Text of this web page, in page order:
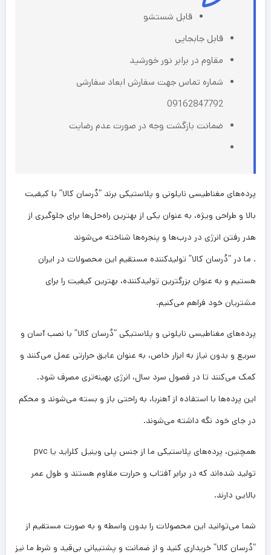
قابل شستشو
قابل جابجایی
مقاوم در برابر نور خورشید
شماره تماس جهت سفارش ابعاد سفارشی
09162847792
ضمانت بازگشت وجه در صورت عدم رضایت
پرده‌های مغناطیسی نایلونی و پلاستیکی برند “دُرسان کالا” با کیفیت
بالا و طراحی ویژه، به عنوان یکی از بهترین راه‌حل‌ها برای جلوگیری از
هدر رفتن انرژی در درب‌ها و پنجره‌ها شناخته می‌شوند
. ما در “دُرسان کالا” تولیدکننده مستقیم این محصولات در ایران
هستیم و به عنوان بزرگترین تولیدکننده، بهترین کیفیت را برای
مشتریان خود فراهم می‌کنیم.
پرده‌های مغناطیسی نایلونی و پلاستیکی “دُرسان کالا” با نصب آسان و
سریع و بدون نیاز به ابزار خاص، به عنوان عایق حرارتی عمل می‌کنند و
کمک می‌کنند تا در فصول سرد سال، انرژی بهینه‌تری مصرف شود.
این پرده‌ها با استفاده از آهنربا، به راحتی باز و بسته می‌شوند و محکم
در جای خود نگه داشته می‌شوند.
همچنین، پرده‌های پلاستیکی ما از جنس پلی وینیل کلراید یا pvc
تولید شده‌اند که در برابر آفتاب و حرارت مقاوم هستند و طول عمر
بالایی دارند.
شما می‌توانید این محصولات را بدون واسطه و به صورت مستقیم از
“دُرسان کالا” خریداری کنید و از ضمانت و پشتیبانی بی‌قید و شرط ما نیز